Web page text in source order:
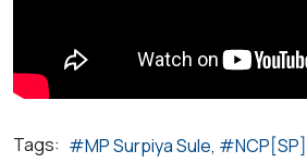
Tags: MP Surpiya Sule NCP[SP]